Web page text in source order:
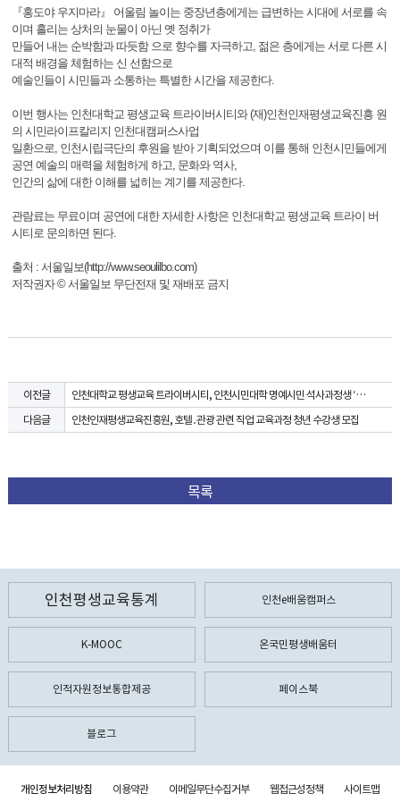
『홍도야 우지마라』 어울림 놀이는 중장년층에게는 급변하는 시대에 서로를 속
이며 흘리는 상처의 눈물이 아닌 옛 정취가
만들어 내는 순박함과 따듯함 으로 향수를 자극하고, 젊은 층에게는 서로 다른 시
대적 배경을 체험하는 신 선함으로
예술인들이 시민들과 소통하는 특별한 시간을 제공한다.
이번 행사는 인천대학교 평생교육 트라이버시티와 (재)인천인재평생교육진흥 원
의 시민라이프칼리지 인천대캠퍼스사업
일환으로, 인천시립극단의 후원을 받아 기획되었으며 이를 통해 인천시민들에게
공연 예술의 매력을 체험하게 하고, 문화와 역사,
인간의 삶에 대한 이해를 넓히는 계기를 제공한다.
관람료는 무료이며 공연에 대한 자세한 사항은 인천대학교 평생교육 트라이 버
시티로 문의하면 된다.
출처 : 서울일보(http://www.seoulilbo.com)
저작권자 © 서울일보 무단전재 및 재배포 금지
이전글
인천대학교 평생교육 트라이버시티, 인천시민대학 명예시민 석사과정생 ‘ 공연진행 프로세스 진로탐색 ’현장실천활동 참여
다음글
인천인재평생교육진흥원, 호텔․관광 관련 직업 교육과정 청년 수강생 모집
목록
인천평생교육통계 인천e배움캠퍼스
K-MOOC 온국민평생배움터
인적자원정보통합제공 페이스북
블로그
개인정보처리방침 이용약관 이메일무단수집거부 웹접근성정책
사이트맵